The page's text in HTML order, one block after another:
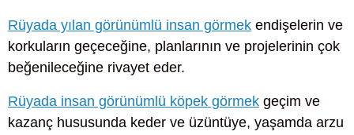
Rüyada yılan görünümlü insan görmek endişelerin ve
korkuların geçeceğine, planlarının ve projelerinin çok
beğenileceğine rivayet eder.
Rüyada insan görünümlü köpek görmek geçim ve
kazanç hususunda keder ve üzüntüye, yaşamda arzu